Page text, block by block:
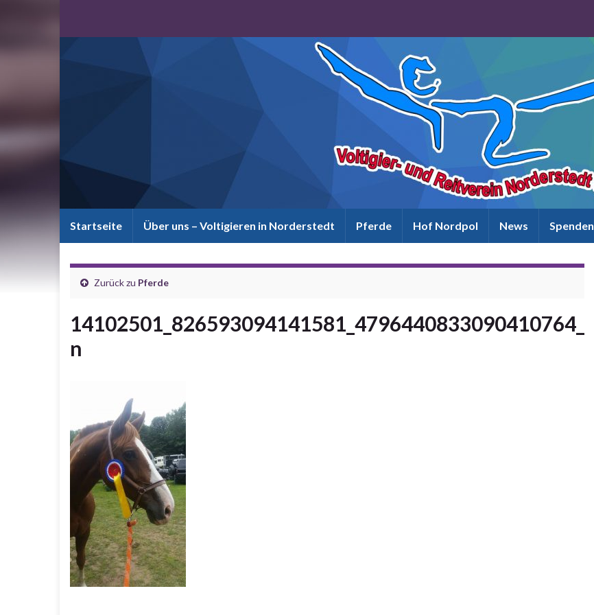
Startseite Über uns – Voltigieren in Norderstedt Pferde Hof Nordpol News Spenden
Zurück zu Pferde
14102501_826593094141581_4796440833090410764_
n